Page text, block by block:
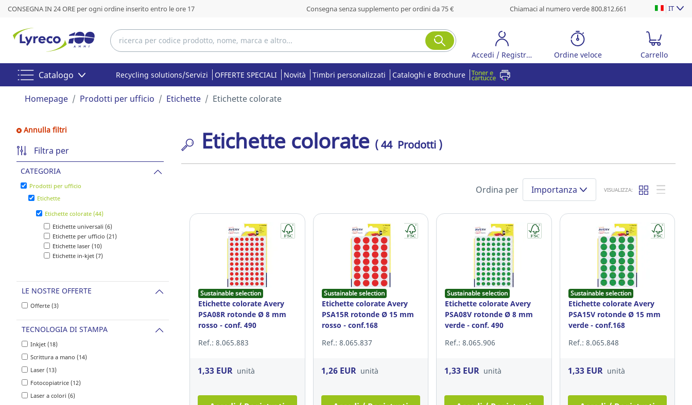
CONSEGNA IN 24 ORE per ogni ordine inserito entro le ore 17 Consegna senza supplemento per ordini da 75 € Chiamaci al numero verde 800.812.661 IT
Accedi / Registrati Ordine veloce Carrello
Catalogo Recycling solutions/Servizi OFFERTE SPECIALI Novità Timbri personalizzati Cataloghi e Brochure
Homepage Prodotti per ufficio Etichette Etichette colorate
Annulla filtri
Filtra per
CATEGORIA
Prodotti per ufficio
Etichette
Etichette colorate (44)
Etichette universali (6)
Etichette per ufficio (21)
Etichette laser (10)
Etichette in-kjet (7)
LE NOSTRE OFFERTE
Offerte (3)
TECNOLOGIA DI STAMPA
Inkjet (18)
Scrittura a mano (14)
Laser (13)
Fotocopiatrice (12)
Laser a colori (6)
Etichette colorate ( 44 Prodotti )
Ordina per Importanza VISUALIZZA:
Sustainable selection
Etichette colorate Avery
PSA08R rotonde Ø 8 mm
rosso - conf. 490
Ref.: 8.065.883
1,33 EUR unità
Sustainable selection
Etichette colorate Avery
PSA15R rotonde Ø 15 mm
rosso - conf.168
Ref.: 8.065.837
1,26 EUR unità
Sustainable selection
Etichette colorate Avery
PSA08V rotonde Ø 8 mm
verde - conf. 490
Ref.: 8.065.906
1,33 EUR unità
Sustainable selection
Etichette colorate Avery
PSA15V rotonde Ø 15 mm
verde - conf.168
Ref.: 8.065.848
1,33 EUR unità